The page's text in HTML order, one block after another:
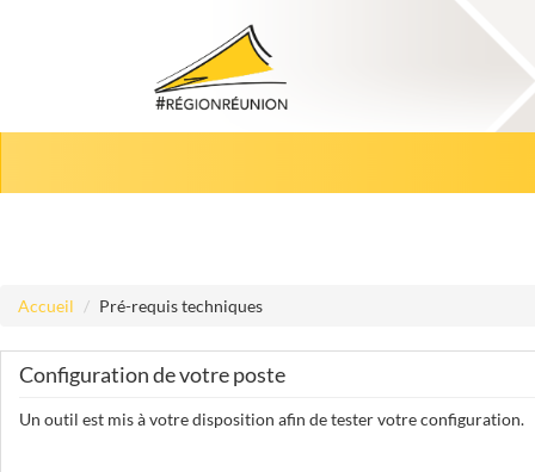
Accueil Pré-requis techniques
Configuration de votre poste
Un outil est mis à votre disposition afin de tester votre configuration.